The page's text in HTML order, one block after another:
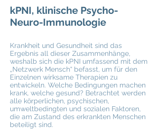
kPNI, klinische Psycho-
Neuro-Immunologie
Krankheit und Gesundheit sind das
Ergebnis all dieser Zusammenhänge,
weshalb sich die kPNI umfassend mit dem
„Netzwerk Mensch“ befasst, um für den
Einzelnen wirksame Therapien zu
entwickeln. Welche Bedingungen machen
krank, welche gesund? Betrachtet werden
alle körperlichen, psychischen,
umweltbedingten und sozialen Faktoren,
die am Zustand des erkrankten Menschen
beteiligt sind.